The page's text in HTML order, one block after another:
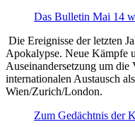
Das Bulletin Mai 14
Die Ereignisse der letzten
Apokalypse. Neue Kämpfe
Auseinandersetzung um
internationalen Austausch
Wien/Zurich/London.
Zum Gedächtnis der